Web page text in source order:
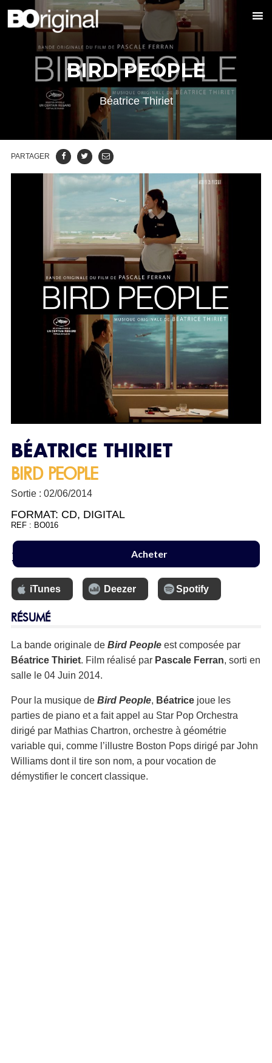
BIRD PEOPLE
Béatrice Thiriet
PARTAGER
BÉATRICE THIRIET
BIRD PEOPLE
Sortie : 02/06/2014
FORMAT: CD, DIGITAL
REF : BO016
13 € Acheter
iTunes Deezer Spotify
RÉSUMÉ
La bande originale de Bird Peopleest composée par
Béatrice Thiriet. Film réalisé par Pascale Ferran, sorti en
salle le 04 Juin 2014.
Pour la musique de Bird People, Béatricejoue les
parties de piano et a fait appel au Star Pop Orchestra
dirigé par Mathias Chartron, orchestre à géométrie
variable qui, comme l’illustre Boston Pops dirigé par John
Williams dont il tire son nom, a pour vocation de
démystifier le concert classique.